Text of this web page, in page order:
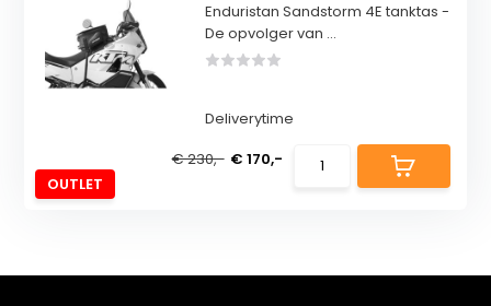
OUTLET
Enduristan Sandstorm 4E tanktas -
De opvolger van ...
Deliverytime
€ 230,- € 170,-